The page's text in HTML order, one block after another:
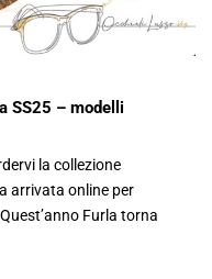
SS25 – modelli
la collezione
arrivata online per
Furla torna